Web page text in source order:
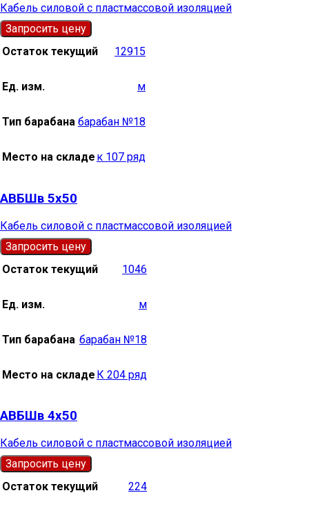
Кабель силовой с пластмассовой изоляцией
Запросить цену
Остаток текущий
12915
Ед. изм. м
Тип барабана барабан №18
Место на складе к 107 ряд
АВБШв 5х50
Кабель силовой с пластмассовой изоляцией
Запросить цену
Остаток текущий
1046
Ед. изм. м
Тип барабана барабан №18
Место на складе К 204 ряд
АВБШв 4х50
Кабель силовой с пластмассовой изоляцией
Запросить цену
Остаток текущий
224